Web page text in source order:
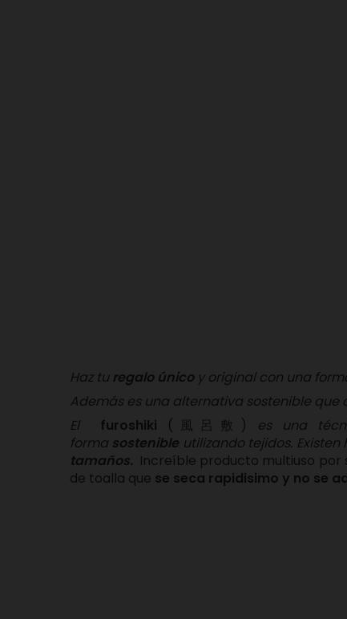
Haz turegalo únicoy original con una
Además es una alternativa sostenible que
El furoshiki (風呂敷)
es una
forma sostenible utilizando tejidos.
tamaños. Increíble producto multiuso por
de toalla que se seca rapidisimo y no se